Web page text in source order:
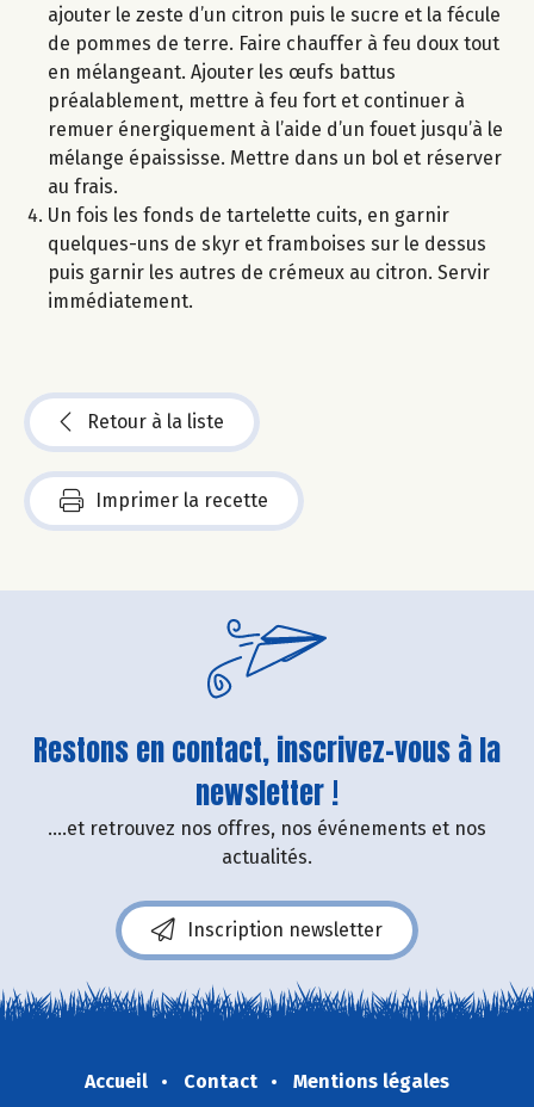
ajouter le zeste d’un citron puis le sucre et la fécule
de pommes de terre. Faire chauffer à feu doux tout
en mélangeant. Ajouter les œufs battus
préalablement, mettre à feu fort et continuer à
remuer énergiquement à l’aide d’un fouet jusqu’à le
mélange épaississe. Mettre dans un bol et réserver
au frais.
Un fois les fonds de tartelette cuits, en garnir
quelques-uns de skyr et framboises sur le dessus
puis garnir les autres de crémeux au citron. Servir
immédiatement.
Retour à la liste
Imprimer la recette
Restons en contact, inscrivez-vous à la
newsletter !
....et retrouvez nos offres, nos événements et nos
actualités.
Inscription newsletter
Accueil Contact
Mentions légales